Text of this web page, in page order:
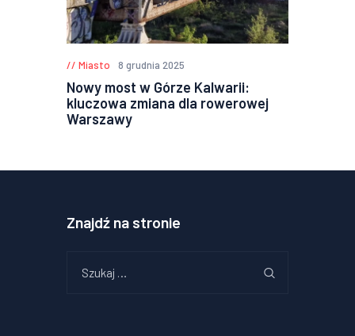
Miasto 8 grudnia 2025
Nowy most w Górze Kalwarii:
kluczowa zmiana dla rowerowej
Warszawy
Znajdź na stronie